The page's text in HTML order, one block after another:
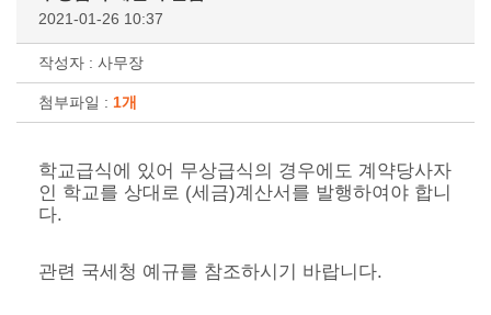
2021-01-26 10:37
작성자 : 사무장
첨부파일 : 1개
학교급식에 있어 무상급식의 경우에도 계약당사자
인 학교를 상대로 (세금)계산서를 발행하여야 합니
다.
관련 국세청 예규를 참조하시기 바랍니다.